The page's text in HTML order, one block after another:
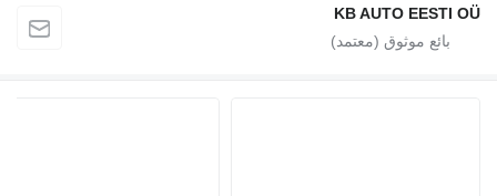
KB AUTO EESTI OÜ